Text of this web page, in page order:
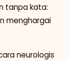
tanpa kata:
menghargai
neurologis